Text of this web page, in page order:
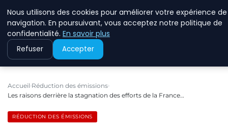
Accueil Réduction des émissions
Les raisons derrière la stagnation des efforts de la France…
RÉDUCTION DES ÉMISSIONS
Nous utilisons des cookies pour améliorer votre expérience de
navigation. En poursuivant, vous acceptez notre politique de
confidentialité. En savoir plus
Refuser Accepter